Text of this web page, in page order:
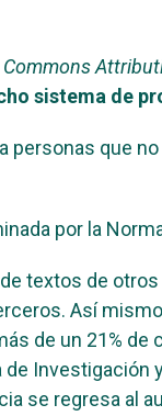
Commons
sistema de
que
por la
textos de
Así
de un 21%
Investigación
se regresa al